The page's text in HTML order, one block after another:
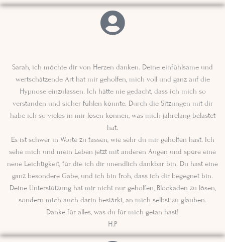
Sarah, ich möchte dir von Herzen danken. Deine einfühlsame und
wertschätzende Art hat mir geholfen, mich voll und ganz auf die
Hypnose einzulassen. Ich hätte nie gedacht, dass ich mich so
verstanden und sicher fühlen könnte. Durch die Sitzungen mit dir
habe ich so vieles in mir lösen können, was mich jahrelang belastet
hat.
Es ist schwer in Worte zu fassen, wie sehr du mir geholfen hast. Ich
sehe mich und mein Leben jetzt mit anderen Augen und spüre eine
neue Leichtigkeit, für die ich dir unendlich dankbar bin. Du hast eine
ganz besondere Gabe, und ich bin froh, dass ich dir begegnet bin.
Deine Unterstützung hat mir nicht nur geholfen, Blockaden zu lösen,
sondern mich auch darin bestärkt, an mich selbst zu glauben.
Danke für alles, was du für mich getan hast!
H.P